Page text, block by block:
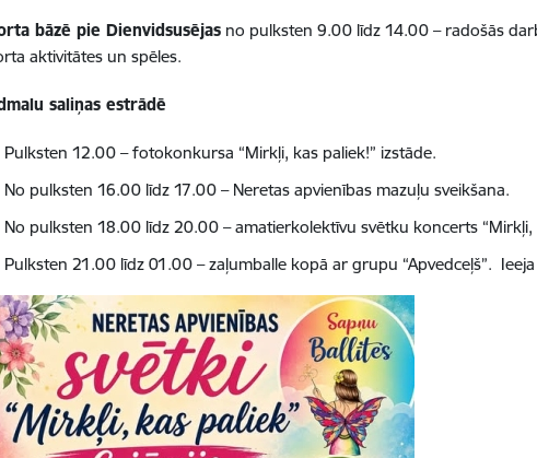
bāzē pie Dienvidsusējas no pulksten 9.00 līdz 14.00 – radošās
aktivitātes un spēles.
saliņas estrādē
Pulksten 12.00 – fotokonkursa “Mirkļi, kas paliek!” izstāde.
No pulksten 16.00 līdz 17.00 – Neretas apvienības mazuļu sveikšana.
No pulksten 18.00 līdz 20.00 – amatierkolektīvu svētku koncerts “Mirkļi,
Pulksten 21.00 līdz 01.00 – zaļumballe kopā ar grupu “Apvedceļš”.